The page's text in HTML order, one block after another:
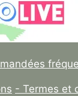
- Termes et